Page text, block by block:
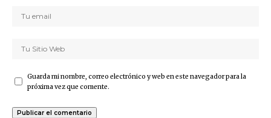
Guarda mi nombre, correo electrónico y web en este navegador para la
próxima vez que comente.